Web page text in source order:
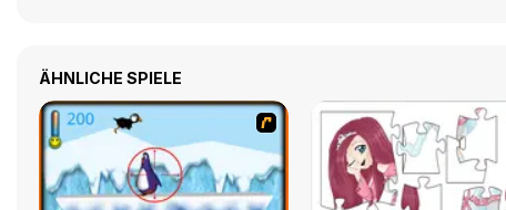
ÄHNLICHE SPIELE